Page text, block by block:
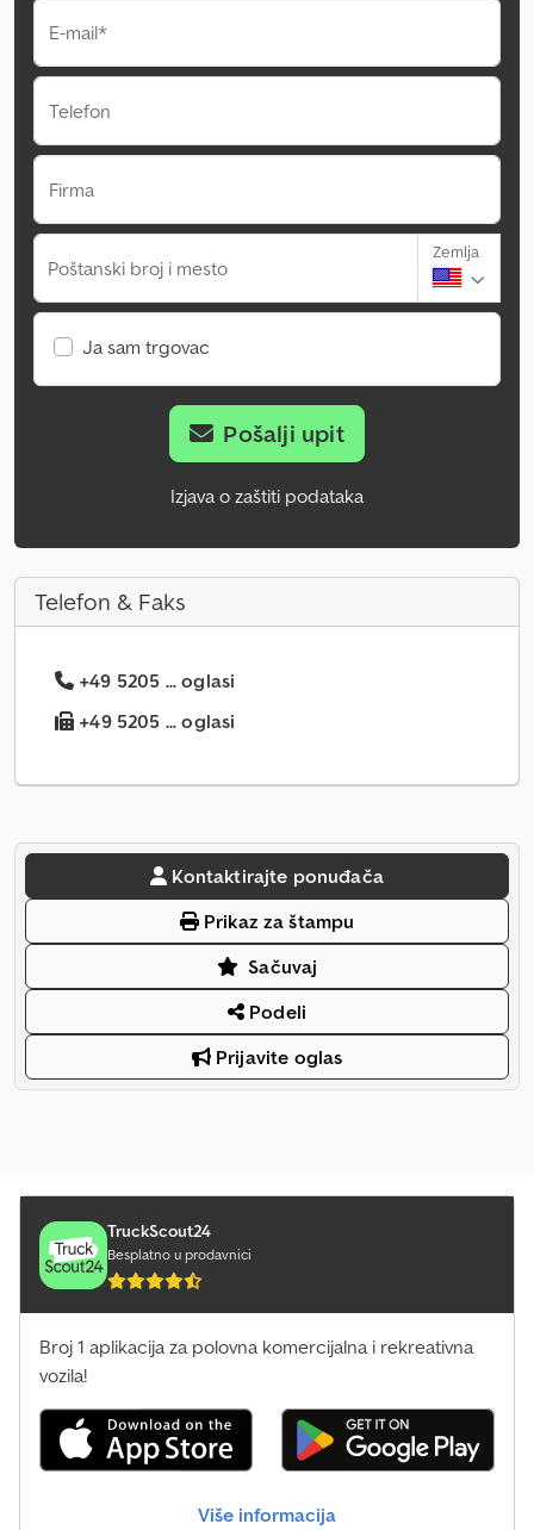
E-mail*
Telefon
Firma
Poštanski broj i mesto
Zemlja
Ja sam trgovac
Pošalji upit
Izjava o zaštiti podataka
Telefon & Faks
+49 5205 ... oglasi
+49 5205 ... oglasi
Kontaktirajte ponuđača
Prikaz za štampu
Sačuvaj
Podeli
Prijavite oglas
TruckScout24
Besplatno u prodavnici
Broj 1 aplikacija za polovna komercijalna i rekreativna
vozila!
Više informacija